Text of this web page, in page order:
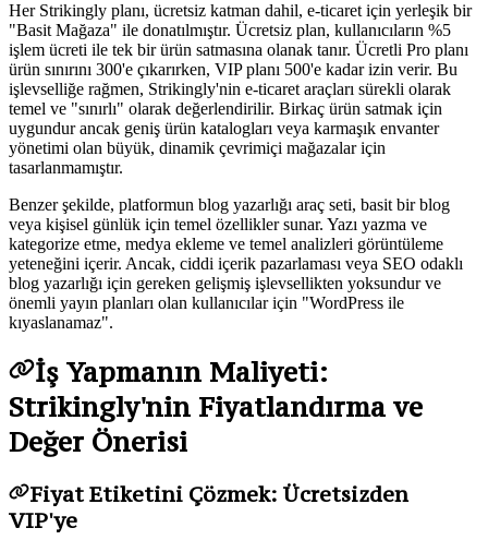
Her Strikingly planı, ücretsiz katman dahil, e-ticaret için yerleşik bir
"Basit Mağaza" ile donatılmıştır. Ücretsiz plan, kullanıcıların %5
işlem ücreti ile tek bir ürün satmasına olanak tanır. Ücretli Pro planı
ürün sınırını 300'e çıkarırken, VIP planı 500'e kadar izin verir. Bu
işlevselliğe rağmen, Strikingly'nin e-ticaret araçları sürekli olarak
temel ve "sınırlı" olarak değerlendirilir. Birkaç ürün satmak için
uygundur ancak geniş ürün katalogları veya karmaşık envanter
yönetimi olan büyük, dinamik çevrimiçi mağazalar için
tasarlanmamıştır.
Benzer şekilde, platformun blog yazarlığı araç seti, basit bir blog
veya kişisel günlük için temel özellikler sunar. Yazı yazma ve
kategorize etme, medya ekleme ve temel analizleri görüntüleme
yeteneğini içerir. Ancak, ciddi içerik pazarlaması veya SEO odaklı
blog yazarlığı için gereken gelişmiş işlevsellikten yoksundur ve
önemli yayın planları olan kullanıcılar için "WordPress ile
kıyaslanamaz".
İş Yapmanın Maliyeti:
Strikingly'nin Fiyatlandırma ve
Değer Önerisi
Fiyat Etiketini Çözmek: Ücretsizden
VIP'ye